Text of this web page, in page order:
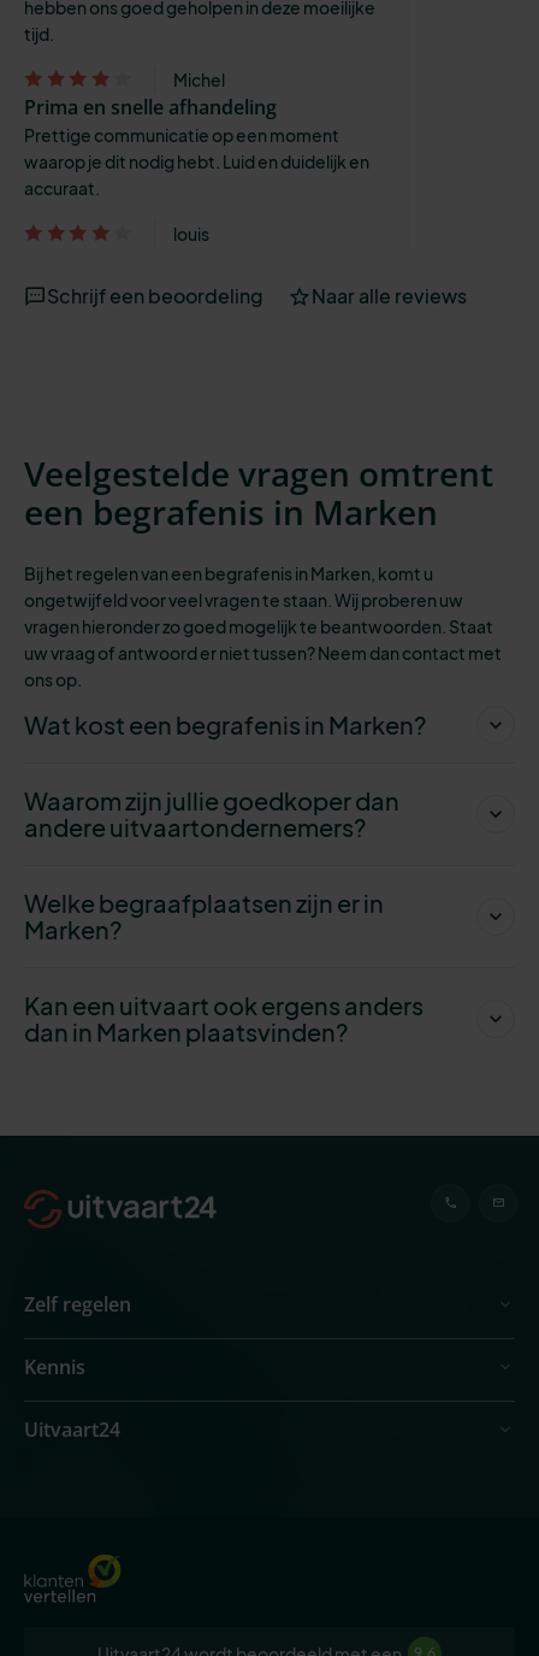
hebben ons goed geholpen in deze moeilijke
tijd.
Michel
Prima en snelle afhandeling
Prettige communicatie op een moment
waarop je dit nodig hebt. Luid en duidelijk en
accuraat.
louis
Schrijf een beoordeling Naar alle reviews
Veelgestelde vragen omtrent
een begrafenis in Marken
Bij het regelen van een begrafenis in Marken, komt u
ongetwijfeld voor veel vragen te staan. Wij proberen uw
vragen hieronder zo goed mogelijk te beantwoorden. Staat
uw vraag of antwoord er niet tussen? Neem dan contact met
ons op.
Wat kost een begrafenis in Marken?
Waarom zijn jullie goedkoper dan
andere uitvaartondernemers?
Welke begraafplaatsen zijn er in
Marken?
Kan een uitvaart ook ergens anders
dan in Marken plaatsvinden?
Zelf regelen
Kennis
Uitvaart24